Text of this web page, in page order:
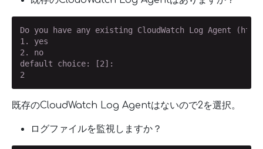
Do you have any existing CloudWatch Log Agent
1. yes
2. no
default choice: [2]:
2
既存のCloudWatch Log Agentはないので2を選択。
ログファイルを監視しますか？